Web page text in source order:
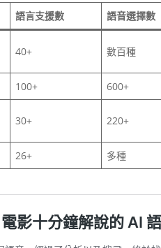
語言支援數 語音選擇數
40+ 數百種
100+ 600+
30+ 220+
26+ 多種